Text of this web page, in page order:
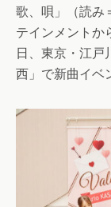
歌、唄」（読み
テインメントか
日、東京・江戸
西」で新曲イベ